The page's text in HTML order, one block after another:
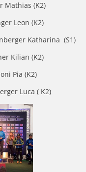
Mathias (K2)
Leon (K2)
Katharina (S1)
Kilian (K2)
Pia (K2)
Luca ( K2)